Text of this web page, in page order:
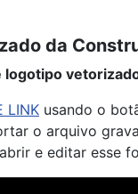
da
logotipo
LINK usando o
o arquivo
e editar esse